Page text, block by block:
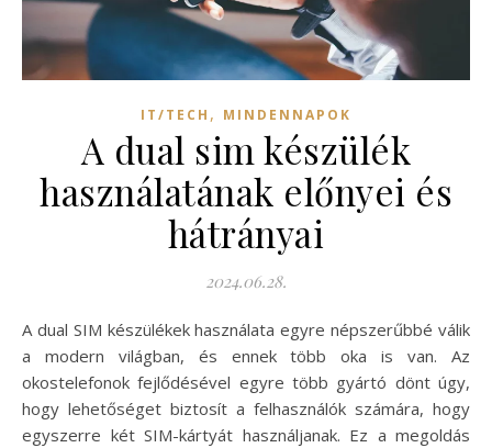
IT/TECH , MINDENNAPOK
A dual sim készülék
használatának előnyei és
hátrányai
2024.06.28.
A dual SIM készülékek használata egyre népszerűbbé válik
a modern világban, és ennek több oka is van. Az
okostelefonok fejlődésével egyre több gyártó dönt úgy,
hogy lehetőséget biztosít a felhasználók számára, hogy
egyszerre két SIM-kártyát használjanak. Ez a megoldás